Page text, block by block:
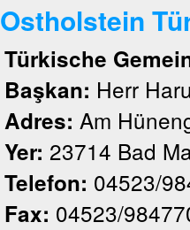
Ostholstein
Türkische
Başkan: Herr
Adres: Am
Yer: 23714 Bad
Telefon: 04523/
Fax: 04523/